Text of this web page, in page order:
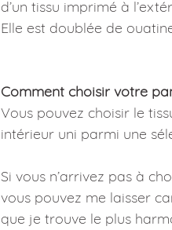
d’un tissu imprimé à
Elle est doublée de
Comment choisir votre
Vous pouvez choisir le
intérieur uni parmi une
Si vous n’arrivez pas à
vous pouvez me laisser
que je trouve le plus